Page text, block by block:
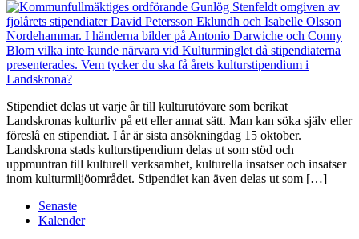
Stipendiet delas ut varje år till kulturutövare som berikat
Landskronas kulturliv på ett eller annat sätt. Man kan söka själv eller
föreslå en stipendiat. I år är sista ansökningdag 15 oktober.
Landskrona stads kulturstipendium delas ut som stöd och
uppmuntran till kulturell verksamhet, kulturella insatser och insatser
inom kulturmiljöområdet. Stipendiet kan även delas ut som […]
Senaste
Kalender